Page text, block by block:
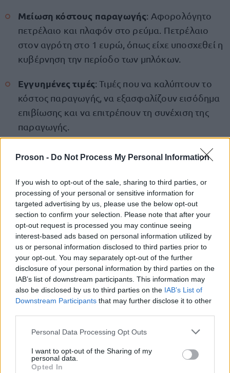
Proson - Do Not Process My Personal Information
If you wish to opt-out of the sale, sharing to third parties, or
processing of your personal or sensitive information for
targeted advertising by us, please use the below opt-out
section to confirm your selection. Please note that after your
opt-out request is processed you may continue seeing
interest-based ads based on personal information utilized by
us or personal information disclosed to third parties prior to
your opt-out. You may separately opt-out of the further
disclosure of your personal information by third parties on the
IAB’s list of downstream participants. This information may
also be disclosed by us to third parties on the IAB’s List of
Downstream Participants that may further disclose it to other
Please note that this website/app uses one or more Google
not limited to your visit or usage behaviour. You may click to
grant or deny consent to Google and its third-party tags to
Personal Data Processing Opt Outs
I want to opt-out of the Sharing of my
personal data.
Opted In
Μείωση κόστους παραγωγής: Αφορολόγητο
πετρέλαιο και πλαφόν στο ρεύμα. Πετρέλαιο
στον αγρότη στο 1 ευρώ, όπως είχε υποσχεθεί η
κυβέρνηση την περίοδο των μπλόκων.
Εγγυημένες τιμές: Τιμές που να καλύπτουν το
κόστος παραγωγής, να εξασφαλίζουν εισόδημα
επιβίωσης και να επιτρέπουν τη συνέχιση της
παραγωγής.
Άμεση καταβολή ενισχύσεων και
αποκλεισμούς.
Οι κτηνοτρόφοι βρίσκονταιαντιμέτωποι με την
ευλογιά και τον αφθώδη πυρετό. Η κυβέρνηση,
δίνοντας προτεραιότητα στηνκερδοφορίατων
μεγαλοεξαγωγέων φέτας,δεν προχωρά σε
εμβολιασμούς, αφήνοντας τους κτηνοτρόφους
εκτεθειμένους.
Γραμματεία της ΠΕΜ αποφάσισε